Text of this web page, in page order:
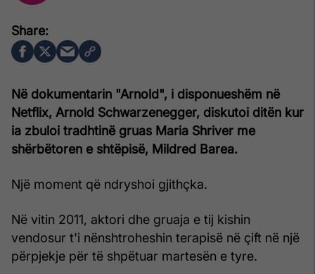
Në dokumentarin "Arnold", i disponueshëm në
Netflix, Arnold Schwarzenegger, diskutoi ditën kur
ia zbuloi tradhtinë gruas Maria Shriver me
shërbëtoren e shtëpisë, Mildred Barea.
Një moment që ndryshoi gjithçka.
Në vitin 2011, aktori dhe gruaja e tij kishin
vendosur t'i nënshtroheshin terapisë në çift në një
përpjekje për të shpëtuar martesën e tyre.